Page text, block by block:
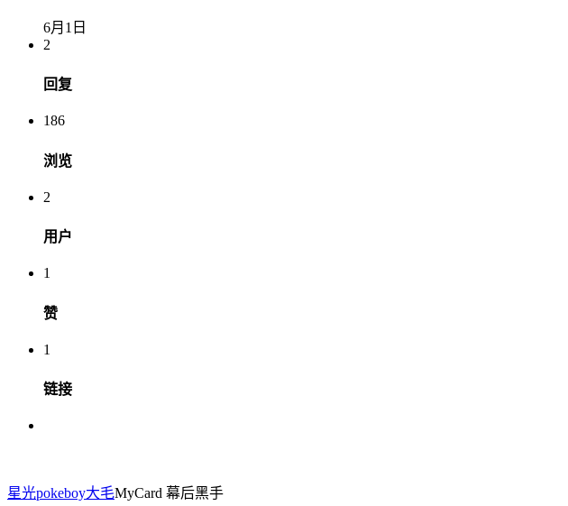
6月1日
2
回复
186
浏览
2
用户
1
赞
1
链接
星光pokeboy大毛MyCard 幕后黑手